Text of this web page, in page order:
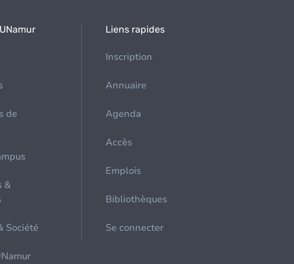
de
&
Société
Liens rapides
Inscription
Annuaire
Agenda
Accès
Emplois
Bibliothèques
Se connecter